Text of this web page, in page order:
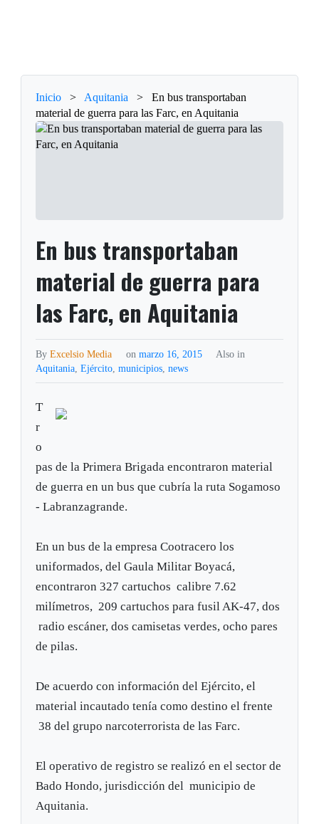
Inicio > Aquitania >
En bus transportaban
material de guerra para las Farc, en Aquitania
En bus transportaban
material de guerra para
las Farc, en Aquitania
ByExcelsio Media on marzo 16, 2015
Also in
Aquitania,Ejército,municipios,news
T
r
o
pas de la Primera Brigada encontraron material
de guerra en un bus que cubría la ruta Sogamoso
- Labranzagrande.
En un bus de la empresa Cootracero los
uniformados, del Gaula Militar Boyacá,
encontraron 327 cartuchos calibre 7.62
milímetros, 209 cartuchos para fusil AK-47, dos
radio escáner, dos camisetas verdes, ocho pares
de pilas.
De acuerdo con información del Ejército, el
material incautado tenía como destino el frente
38 del grupo narcoterrorista de las Farc.
El operativo de registro se realizó en el sector de
Bado Hondo, jurisdicción del municipio de
Aquitania.